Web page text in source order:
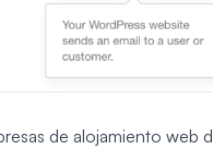
de alojamiento web